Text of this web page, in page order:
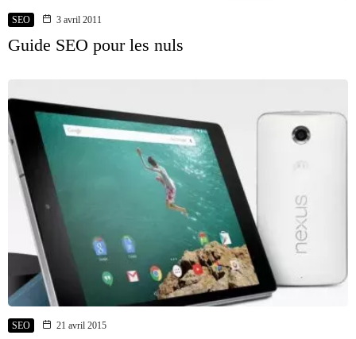
SEO 3 avril 2011
Guide SEO pour les nuls
SEO 21 avril 2015